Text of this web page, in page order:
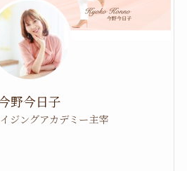
野今日子
ジングアカデミー主宰